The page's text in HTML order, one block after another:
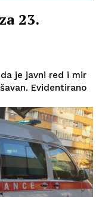
23.
da je javni red i mir
Evidentirano